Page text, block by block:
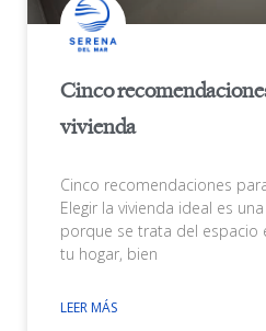
Cinco
vivienda
Cinco recomendaciones
Elegir la vivienda ideal es
porque se trata del espacio
tu hogar, bien
LEER MÁS